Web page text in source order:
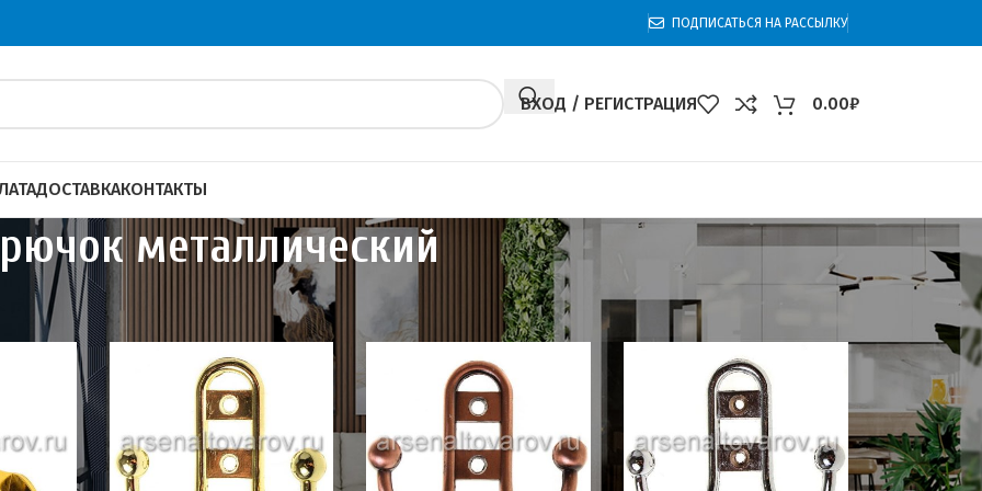
ПОДПИСАТЬСЯ НА РАССЫЛКУ
ВХОД / РЕГИСТРАЦИЯ 0.00₽
ДОСТАВКАКОНТАКТЫ
металлический
Крючок металлический 60